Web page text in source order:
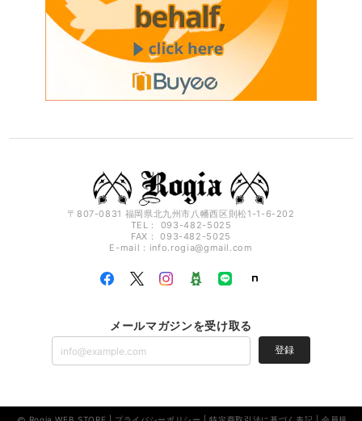
〒807-0831 福岡県北九州市八幡西区則松1-1-6-202
TEL： 093-482-5025
FAX： 093-482-5025
E-mail： info.rogia@gmail.com
メールマガジンを受け取る
登録